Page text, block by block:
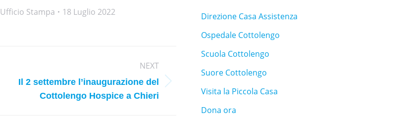
Ufficio Stampa 18 Luglio 2022
NEXT
NextIl 2 settembre l’inaugurazione del
Cottolengo Hospice a Chieri
Direzione Casa Assistenza
Ospedale Cottolengo
Scuola Cottolengo
Suore Cottolengo
Visita la Piccola Casa
Dona ora